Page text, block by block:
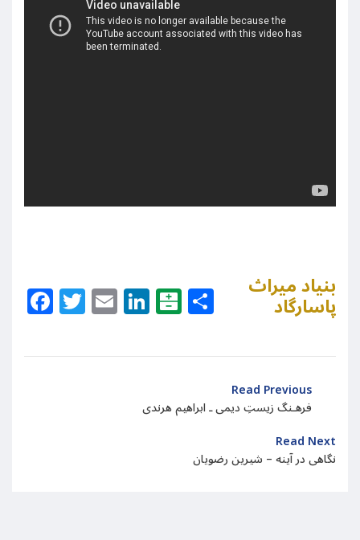
Facebook
Twitter
EmailLinkedIn
Balatarin
Share
بنیاد میراث
پاسارگاد
Read Previous
فرهـنگ زيستِ دیمی ـ ابراهیم هرندی
Read Next
نگاهی در آینه – شیرین رضویان